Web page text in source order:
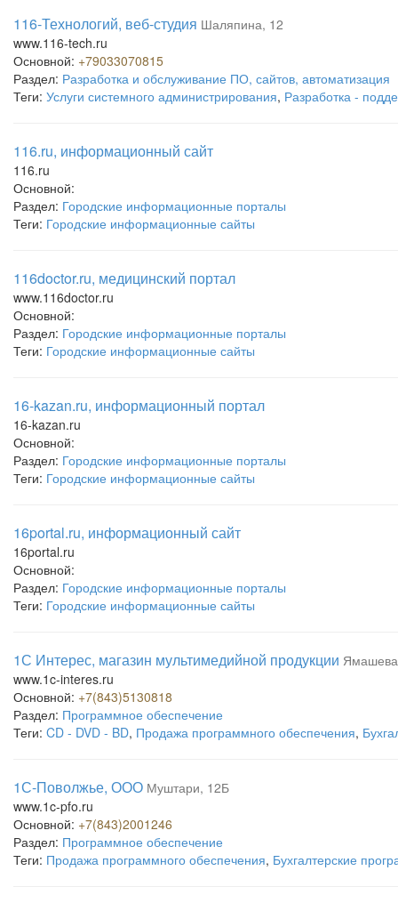
116-Технологий, веб-студия Шаляпина, 12
www.116-tech.ru
Основной: +79033070815
Раздел: Разработка и обслуживание ПО, сайтов, автоматизация
Теги: Услуги системного администрирования, Разработка -
116.ru, информационный сайт
116.ru
Основной:
Раздел: Городские информационные порталы
Теги: Городские информационные сайты
116doctor.ru, медицинский портал
www.116doctor.ru
Основной:
Раздел: Городские информационные порталы
Теги: Городские информационные сайты
16-kazan.ru, информационный портал
16-kazan.ru
Основной:
Раздел: Городские информационные порталы
Теги: Городские информационные сайты
16portal.ru, информационный сайт
16portal.ru
Основной:
Раздел: Городские информационные порталы
Теги: Городские информационные сайты
1С Интерес, магазин мультимедийной продукции Ямашева
www.1c-interes.ru
Основной: +7(843)5130818
Раздел: Программное обеспечение
Теги: CD - DVD - BD, Продажа программного обеспечения,
1С-Поволжье, ООО Муштари, 12Б
www.1c-pfo.ru
Основной: +7(843)2001246
Раздел: Программное обеспечение
Теги: Продажа программного обеспечения, Бухгалтерские